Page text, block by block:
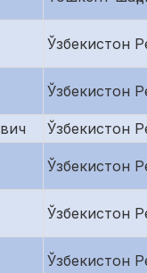
Ўзбекистон
Ўзбекистон
Ўзбекистон
Ўзбекистон
Ўзбекистон
Ўзбекистон